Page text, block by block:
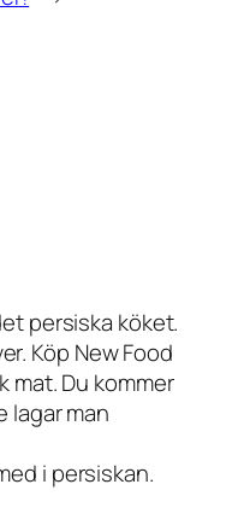
persiska köket.
Köp New Food
mat. Du kommer
lagar man
i persiskan.